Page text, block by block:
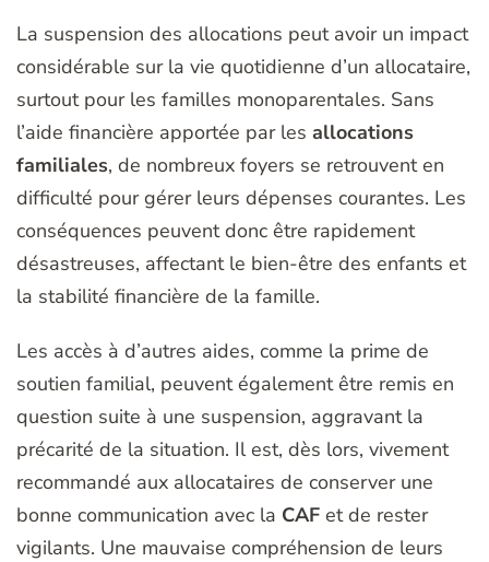
La suspension des allocations peut avoir un impact
considérable sur la vie quotidienne d’un allocataire,
surtout pour les familles monoparentales. Sans
l’aide financière apportée par les allocations
familiales, de nombreux foyers se retrouvent en
difficulté pour gérer leurs dépenses courantes. Les
conséquences peuvent donc être rapidement
désastreuses, affectant le bien-être des enfants et
la stabilité financière de la famille.
Les accès à d’autres aides, comme la prime de
soutien familial, peuvent également être remis en
question suite à une suspension, aggravant la
précarité de la situation. Il est, dès lors, vivement
recommandé aux allocataires de conserver une
bonne communication avec la CAF et de rester
vigilants. Une mauvaise compréhension de leurs